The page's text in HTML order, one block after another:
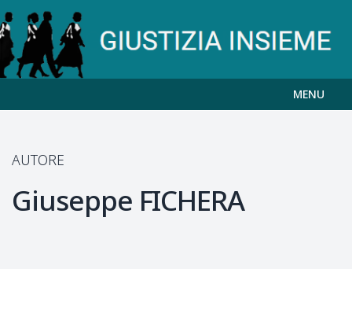
MENU
AUTORE
Giuseppe FICHERA